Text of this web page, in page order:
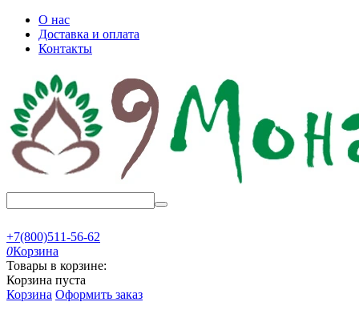
О нас
Доставка и оплата
Контакты
+7(800)511-56-62
0Корзина
Товары в корзине:
Корзина пуста
Корзина Оформить заказ